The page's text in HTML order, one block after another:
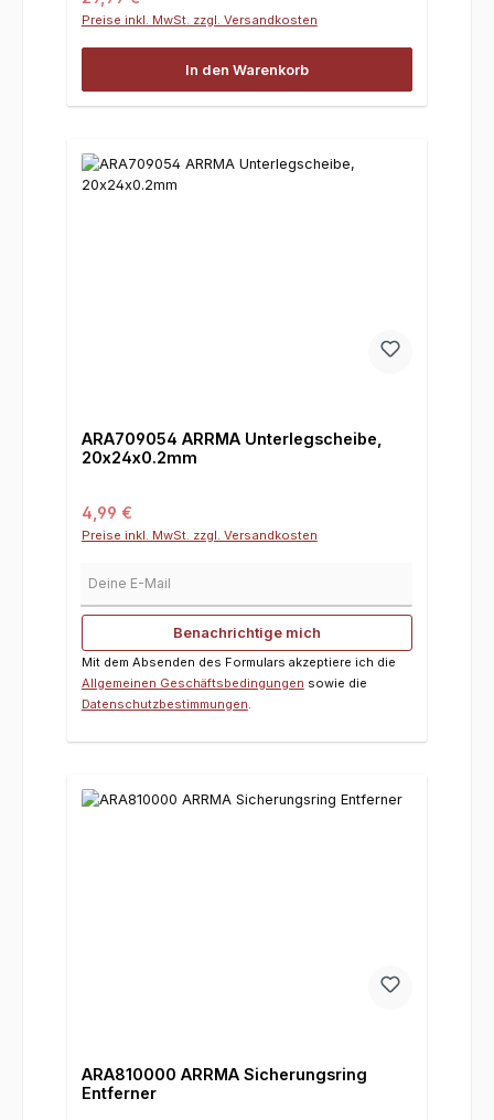
Preise inkl. MwSt. zzgl. Versandkosten
In den Warenkorb
ARA709054 ARRMA Unterlegscheibe,
20x24x0.2mm
Regulärer Preis:
4,99 €
Preise inkl. MwSt. zzgl. Versandkosten
Benachrichtige mich
Mit dem Absenden des Formulars akzeptiere ich die
Allgemeinen Geschäftsbedingungen sowie die
Datenschutzbestimmungen
ARA810000 ARRMA Sicherungsring
Entferner